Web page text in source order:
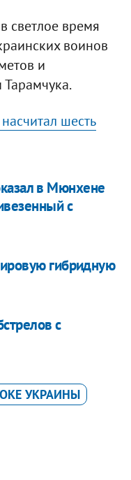
светлое время
воинов
и
Тарамчука.
шесть
в Мюнхене
с
гибридную
с
УКРАИНЫ